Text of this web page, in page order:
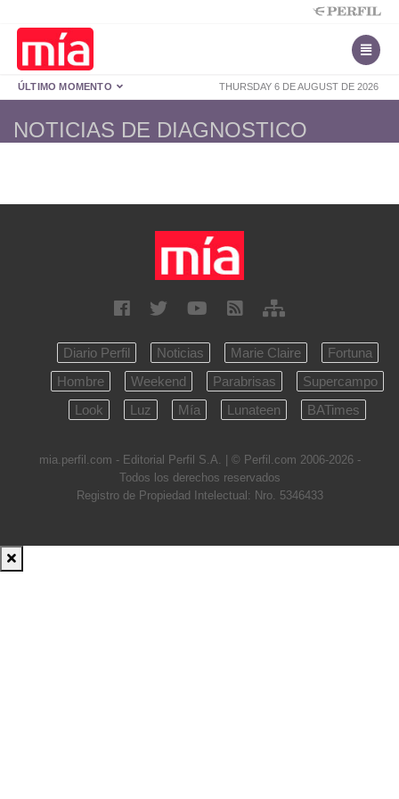
THURSDAY 6 DE AUGUST DE 2026
ÚLTIMO MOMENTO
NOTICIAS DE DIAGNOSTICO
Diario Perfil Noticias Marie Claire
Fortuna
Hombre
Weekend Parabrisas
Supercampo
Look
Luz Mía Lunateen BATimes
mia.perfil.com - Editorial Perfil S.A. | © Perfil.com 2006-2026 -
Todos los derechos reservados
Registro de Propiedad Intelectual: Nro. 5346433